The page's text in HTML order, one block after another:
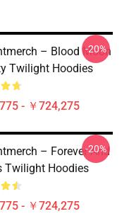
– Blood Moon
Twilight Hoodies
- ￥724,275
-20%
– Forever And
Twilight Hoodies
- ￥724,275
-20%